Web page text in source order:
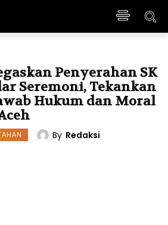
Penyerahan SK
Seremoni, Tekankan
Hukum dan Moral
By Redaksi